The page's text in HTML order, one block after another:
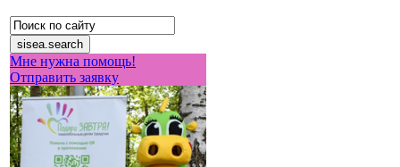
Мне нужна помощь!
Отправить заявку